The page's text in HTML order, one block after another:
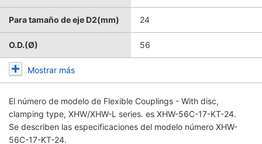
Para tamaño de eje D2(mm) 24
O.D.(Ø) 56
Mostrar más
El número de modelo de Flexible Couplings - With disc,
clamping type, XHW/XHW-L series. es XHW-56C-17-KT-24.
Se describen las especificaciones del modelo número XHW-
56C-17-KT-24.